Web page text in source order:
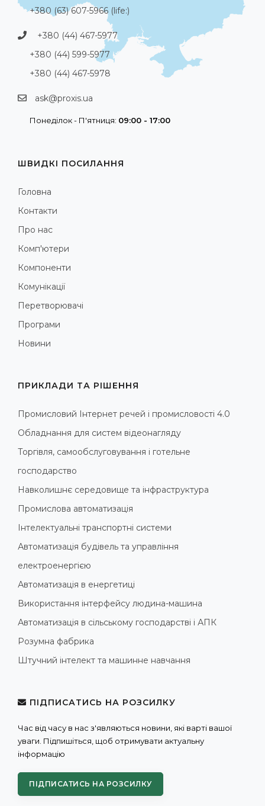
+380 (63) 607-5966 (life:)
+380 (44) 467-5977
+380 (44) 599-5977
+380 (44) 467-5978
ask@proxis.ua
Понеділок - П'ятниця: 09:00 - 17:00
ШВИДКІ ПОСИЛАННЯ
Головна
Контакти
Про нас
Комп'ютери
Компоненти
Комунікації
Перетворювачі
Програми
Новини
ПРИКЛАДИ ТА РІШЕННЯ
Промисловий Інтернет речей і промисловості 4.0
Обладнання для систем відеонагляду
Торгівля, самообслуговування і готельне
господарство
Навколишнє середовище та інфраструктура
Промислова автоматизація
Інтелектуальні транспортні системи
Автоматизація будівель та управління
електроенергією
Автоматизація в енергетиці
Використання інтерфейсу людина-машина
Автоматизація в сільському господарстві і АПК
Розумна фабрика
Штучний інтелект та машинне навчання
ПІДПИСАТИСЬ НА РОЗСИЛКУ
Час від часу в нас з'являються новини, які варті вашої
уваги. Підпишіться, щоб отримувати актуальну
інформацію
ПІДПИСАТИСЬ НА РОЗСИЛКУ